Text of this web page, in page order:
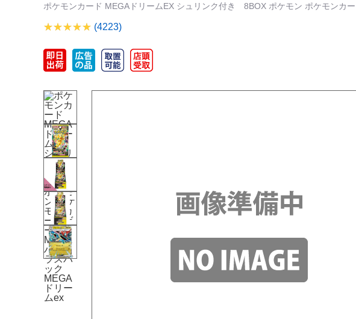
ポケモンカード MEGAドリームEX シュリンク付き 8BOX ポケモン ポケモンカ
(4223)